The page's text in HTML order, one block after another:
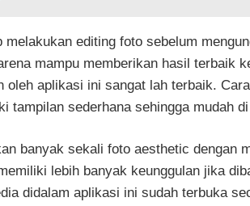
melakukan editing foto sebelum
mampu memberikan hasil terbaik
oleh aplikasi ini sangat lah terbaik.
tampilan sederhana sehingga mudah
banyak sekali foto aesthetic dengan
lebih banyak keunggulan jika
didalam aplikasi ini sudah terbuka